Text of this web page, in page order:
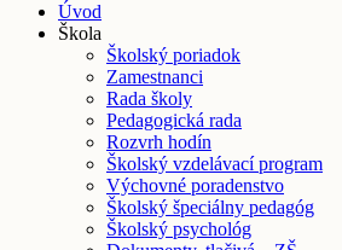
Úvod
Škola
Školský poriadok
Zamestnanci
Rada školy
Pedagogická rada
Rozvrh hodín
Školský vzdelávací program
Výchovné poradenstvo
Školský špeciálny pedagóg
Školský psychológ